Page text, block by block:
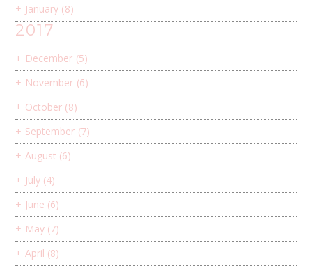
+ January (8)
2017
+ December (5)
+ November (6)
+ October (8)
+ September (7)
+ August (6)
+ July (4)
+ June (6)
+ May (7)
+ April (8)